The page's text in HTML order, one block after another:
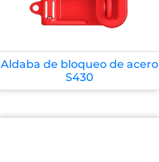
Aldaba de bloqueo de acero
S430